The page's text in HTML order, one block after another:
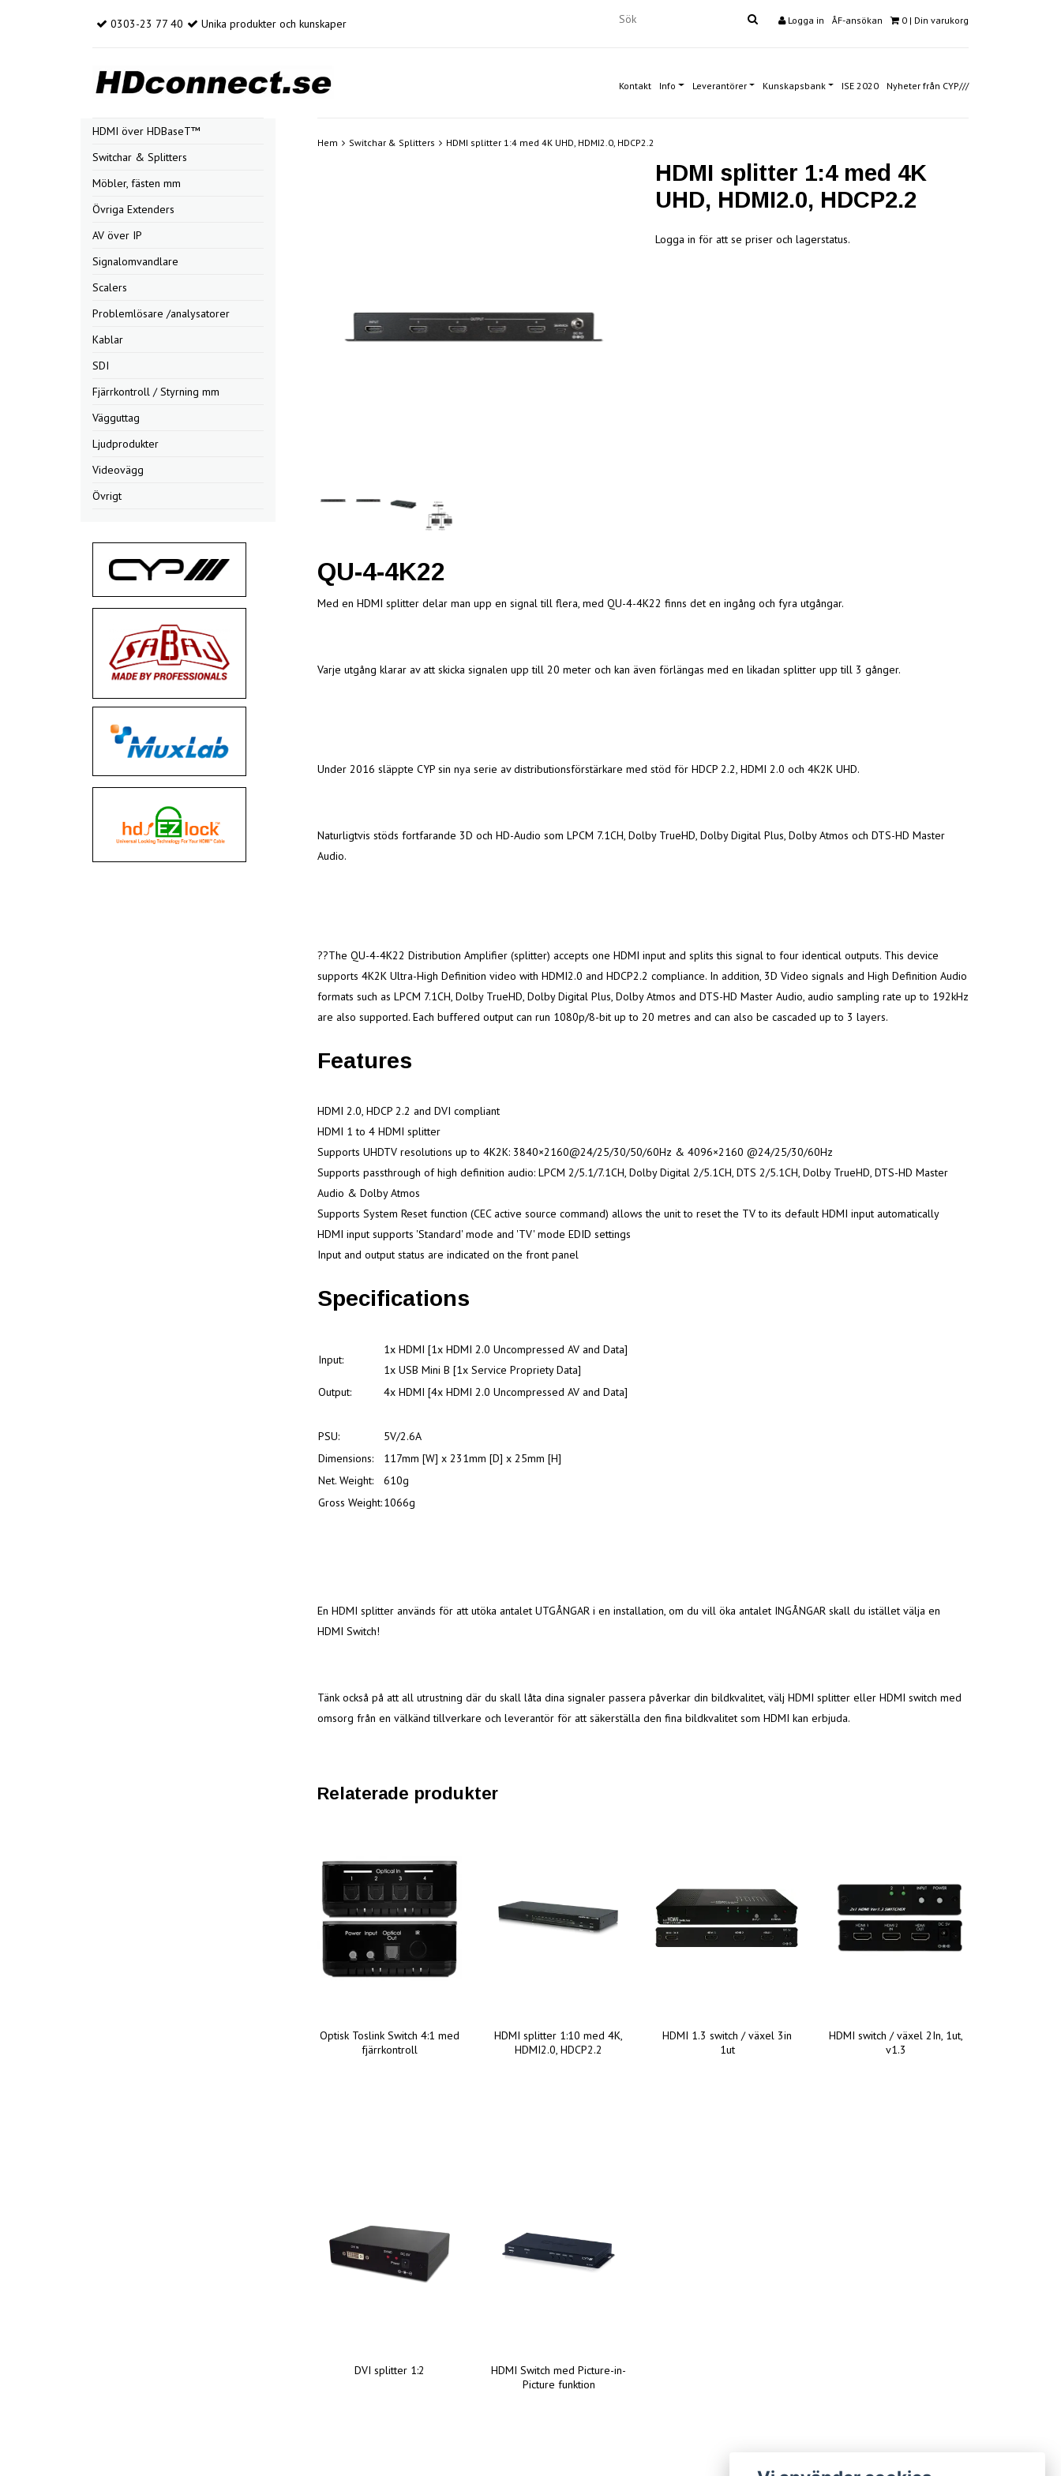
0303-23 77 40 Unika produkter och kunskaper Logga in ÅF-ansökan 0 | Din varukorg
Kontakt Info Leverantörer Kunskapsbank ISE 2020 Nyheter från CYP///
HDMI över HDBaseT™
Switchar & Splitters
Möbler, fästen mm
Övriga Extenders
AV över IP
Signalomvandlare
Scalers
Problemlösare /analysatorer
Kablar
SDI
Fjärrkontroll / Styrning mm
Vägguttag
Ljudprodukter
Videovägg
Övrigt
Hem Switchar & Splitters HDMI splitter 1:4 med 4K UHD, HDMI2.0, HDCP2.2
HDMI splitter 1:4 med 4K
UHD, HDMI2.0, HDCP2.2
Logga in för att se priser och lagerstatus.
QU-4-4K22
Med en HDMI splitter delar man upp en signal till flera, med QU-4-4K22 finns det en ingång och fyra utgångar.
Varje utgång klarar av att skicka signalen upp till 20 meter och kan även förlängas med en likadan splitter upp till 3 gånger.
Under 2016 släppte CYP sin nya serie av distributionsförstärkare med stöd för HDCP 2.2, HDMI 2.0 och 4K2K UHD.
Naturligtvis stöds fortfarande 3D och HD-Audio som LPCM 7.1CH, Dolby TrueHD, Dolby Digital Plus, Dolby Atmos och DTS-HD Master
Audio.
??The QU-4-4K22 Distribution Amplifier (splitter) accepts one HDMI input and splits this signal to four identical outputs. This device
supports 4K2K Ultra-High Definition video with HDMI2.0 and HDCP2.2 compliance. In addition, 3D Video signals and High Definition Audio
formats such as LPCM 7.1CH, Dolby TrueHD, Dolby Digital Plus, Dolby Atmos and DTS-HD Master Audio, audio sampling rate up to 192kHz
are also supported. Each buffered output can run 1080p/8-bit up to 20 metres and can also be cascaded up to 3 layers.
Features
HDMI 2.0, HDCP 2.2 and DVI compliant
HDMI 1 to 4 HDMI splitter
Supports UHDTV resolutions up to 4K2K: 3840×2160@24/25/30/50/60Hz & 4096×2160 @24/25/30/60Hz
Supports passthrough of high definition audio: LPCM 2/5.1/7.1CH, Dolby Digital 2/5.1CH, DTS 2/5.1CH, Dolby TrueHD, DTS-HD Master
Audio & Dolby Atmos
Supports System Reset function (CEC active source command) allows the unit to reset the TV to its default HDMI input automatically
HDMI input supports 'Standard' mode and 'TV' mode EDID settings
Input and output status are indicated on the front panel
Specifications
Input:
1x HDMI [1x HDMI 2.0 Uncompressed AV and Data]
1x USB Mini B [1x Service Propriety Data]
Output:
4x HDMI [4x HDMI 2.0 Uncompressed AV and Data]
PSU:
5V/2.6A
Dimensions:
117mm [W] x 231mm [D] x 25mm [H]
Net. Weight:
610g
Gross Weight:1066g
En HDMI splitter används för att utöka antalet UTGÅNGAR i en installation, om du vill öka antalet INGÅNGAR skall du istället välja en
HDMI Switch!
Tänk också på att all utrustning där du skall låta dina signaler passera påverkar din bildkvalitet, välj HDMI splitter eller HDMI switch med
omsorg från en välkänd tillverkare och leverantör för att säkerställa den fina bildkvalitet som HDMI kan erbjuda.
Relaterade produkter
Optisk Toslink Switch 4:1 med
fjärrkontroll
HDMI splitter 1:10 med 4K,
HDMI2.0, HDCP2.2
HDMI 1.3 switch / växel 3in
1ut
HDMI switch / växel 2In, 1ut,
v1.3
DVI splitter 1:2
HDMI Switch med Picture-in-
Picture funktion